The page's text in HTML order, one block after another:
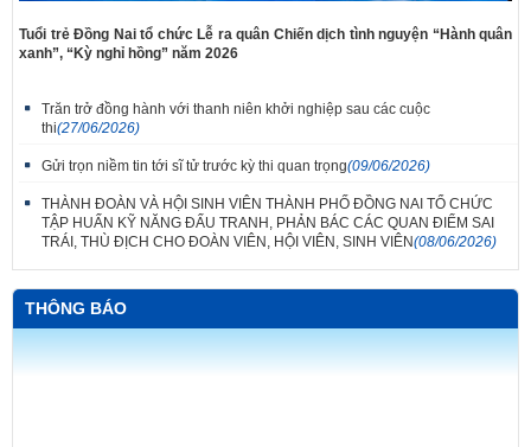
Tuổi trẻ Đồng Nai tổ chức Lễ ra quân Chiến dịch tình nguyện “Hành quân
xanh”, “Kỳ nghỉ hồng” năm 2026
Trăn trở đồng hành với thanh niên khởi nghiệp sau các cuộc
thi(27/06/2026)
Gửi trọn niềm tin tới sĩ tử trước kỳ thi quan trọng(09/06/2026)
THÀNH ĐOÀN VÀ HỘI SINH VIÊN THÀNH PHỐ ĐỒNG NAI TỔ CHỨC
TẬP HUẤN KỸ NĂNG ĐẤU TRANH, PHẢN BÁC CÁC QUAN ĐIỂM SAI
TRÁI, THÙ ĐỊCH CHO ĐOÀN VIÊN, HỘI VIÊN, SINH VIÊN(08/06/2026)
THÔNG BÁO